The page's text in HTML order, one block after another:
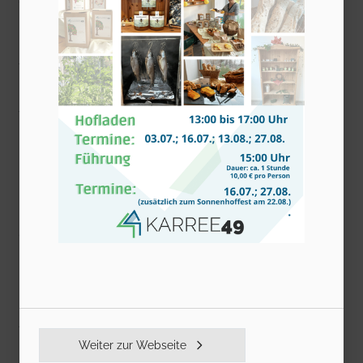
und Bewohner des Seniorenheims „Marie-
Juchacz-Haus in Ebersdorf mit seinen
Darbietungen am E-Piano.
Vor den Auftritten wurde über die sozialen
Netzwerke, die Website der
Bürgerplattform und über Flyerverteilung
im unmittelbaren Einzugsgebiet rund um
die Spielorte auf die Konzerte hingewiesen.
Weiter zur Webseite